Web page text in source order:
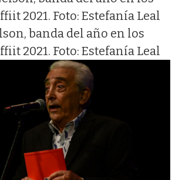
banda del año en los
2021. Foto: Estefanía Leal